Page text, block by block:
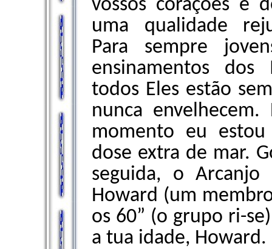
vossos corações e
uma qualidade
Para sempre
ensinamentos
todos Eles estão
nunca
momento eu
dose extra de mar.
seguida, o
Howard (um
os 60” (o grupo ri-
a tua idade, Howard.